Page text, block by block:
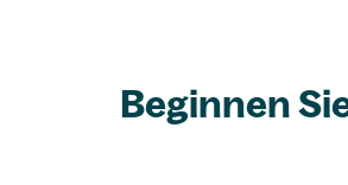
Beginnen